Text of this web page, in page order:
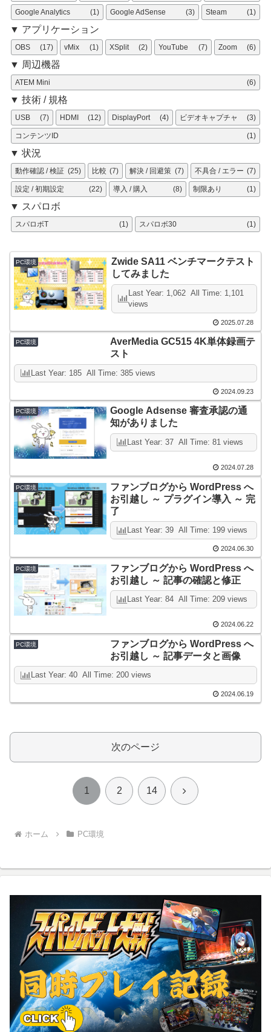
Google Analytics (1) Google AdSense (3) Steam (1)
▼ アプリケーション
OBS (17) vMix (1) XSplit (2) YouTube (7) Zoom (6)
▼ 周辺機器
ATEM Mini (6)
▼ 技術 / 規格
USB (7) HDMI (12) DisplayPort (4) ビデオキャプチャ (3)
コンテンツID (1)
▼ 状況
動作確認 / 検証 (25) 比較 (7) 解決 / 回避策 (7) 不具合 / エラー (7)
設定 / 初期設定 (22) 導入 / 購入 (8) 制限あり (1)
▼ スパロボ
スパロボT (1) スパロボ30 (1)
PC環境
Zwide SA11 ベンチマークテスト
してみました
Last Year: 1,062 All Time: 1,101
views
2025.07.28
PC環境
AverMedia GC515 4K単体録画テ
スト
Last Year: 185 All Time: 385 views
2024.09.23
PC環境
Google Adsense 審査承認の通
知がありました
Last Year: 37 All Time: 81 views
2024.07.28
PC環境
ファンブログから WordPress へ
お引越し ～ プラグイン導入 ～ 完
了
Last Year: 39 All Time: 199 views
2024.06.30
PC環境
ファンブログから WordPress へ
お引越し ～ 記事の確認と修正
Last Year: 84 All Time: 209 views
2024.06.22
PC環境
ファンブログから WordPress へ
お引越し ～ 記事データと画像
Last Year: 40 All Time: 200 views
2024.06.19
次のページ
1 2 14 次
ホーム PC環境